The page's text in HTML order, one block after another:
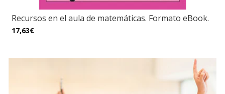
Recursos en el aula de matemáticas. Formato eBook.
17,63€